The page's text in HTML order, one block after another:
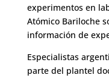
experimentos en
Atómico Bariloche
información de
Especialistas
parte del plantel